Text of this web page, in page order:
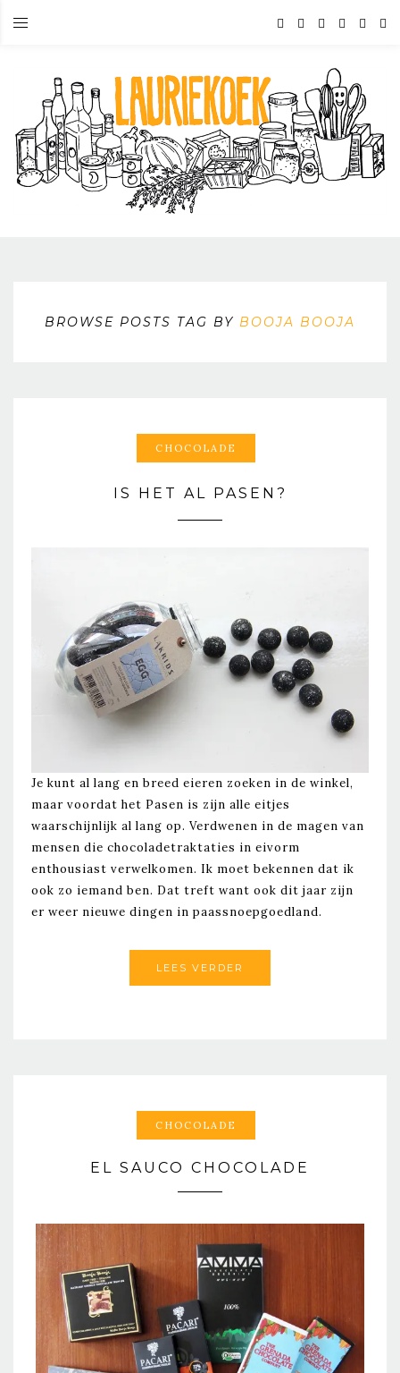
BROWSE POSTS TAG BY BOOJA BOOJA
CHOCOLADE
IS HET AL PASEN?
Je kunt al lang en breed eieren zoeken in de winkel,
maar voordat het Pasen is zijn alle eitjes
waarschijnlijk al lang op. Verdwenen in de magen van
mensen die chocoladetraktaties in eivorm
enthousiast verwelkomen. Ik moet bekennen dat ik
ook zo iemand ben. Dat treft want ook dit jaar zijn
er weer nieuwe dingen in paassnoepgoedland.
LEES VERDER
CHOCOLADE
EL SAUCO CHOCOLADE